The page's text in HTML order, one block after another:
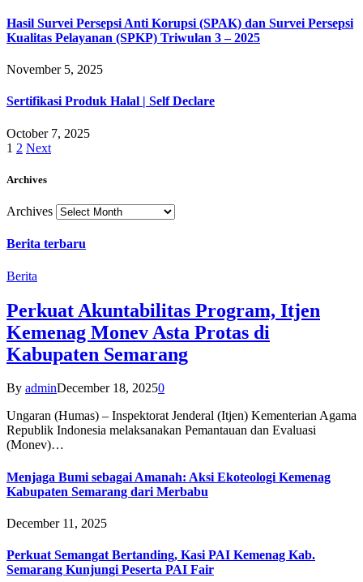
Hasil Survei Persepsi Anti Korupsi (SPAK) dan Survei Persepsi
Kualitas Pelayanan (SPKP) Triwulan 3 – 2025
November 5, 2025
Sertifikasi Produk Halal | Self Declare
October 7, 2025
1 2 Next
Archives
Archives
Berita terbaru
Berita
Perkuat Akuntabilitas Program, Itjen
Kemenag Monev Asta Protas di
Kabupaten Semarang
By adminDecember 18, 20250
Ungaran (Humas) – Inspektorat Jenderal (Itjen) Kementerian Agama
Republik Indonesia melaksanakan Pemantauan dan Evaluasi
(Monev)…
Menjaga Bumi sebagai Amanah: Aksi Ekoteologi Kemenag
Kabupaten Semarang dari Merbabu
December 11, 2025
Perkuat Semangat Bertanding, Kasi PAI Kemenag Kab.
Semarang Kunjungi Peserta PAI Fair